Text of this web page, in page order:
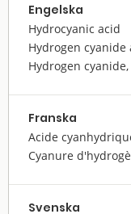
Engelska
Hydrocyanic acid
Hydrogen
Hydrogen
Franska
Acide
Cyanure
Svenska